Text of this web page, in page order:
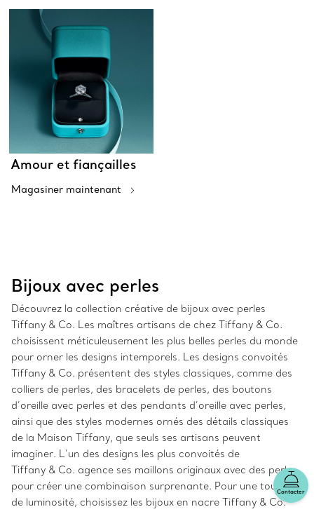
Amour et fiançailles
Magasiner maintenant
Bijoux avec perles
Découvrez la collection créative de bijoux avec perles
Tiffany & Co. Les maîtres artisans de chez Tiffany & Co.
choisissent méticuleusement les plus belles perles du monde
pour orner les designs intemporels. Les designs convoités
Tiffany & Co. présentent des styles classiques, comme des
colliers de perles, des bracelets de perles, des boutons
d’oreille avec perles et des pendants d’oreille avec perles,
ainsi que des styles modernes ornés des détails classiques
de la Maison Tiffany, que seuls ses artisans peuvent
imaginer. L’un des designs les plus convoités de
Tiffany & Co. agence ses maillons originaux avec des perles
pour créer une combinaison surprenante. Pour une touche
de luminosité, choisissez les bijoux en nacre Tiffany & Co.
Contacter